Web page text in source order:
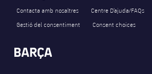
Contacta amb nosaltres
Centre D’ajuda/FAQs
Gestió del consentiment
Consent choices